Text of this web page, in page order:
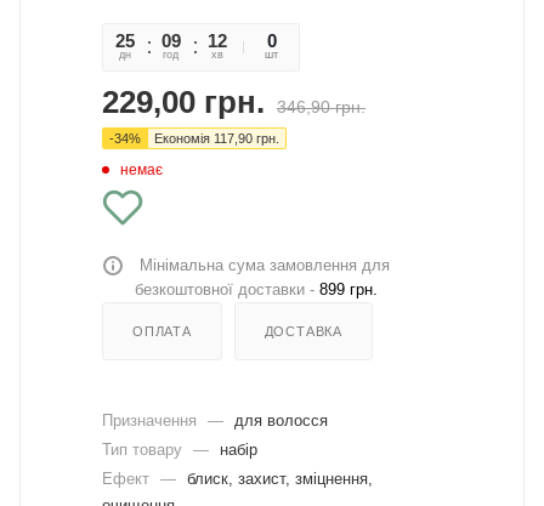
25
дн
09
год
12
хв
13
сек
0
шт
229,00 грн. 346,90грн.
-34% Економія 117,90 грн.
немає
Мінімальна сума замовлення для
безкоштовної доставки - 899 грн.
ОПЛАТА ДОСТАВКА
Призначення —
для волосся
Тип товару —
набір
Ефект — блиск, захист, зміцнення,